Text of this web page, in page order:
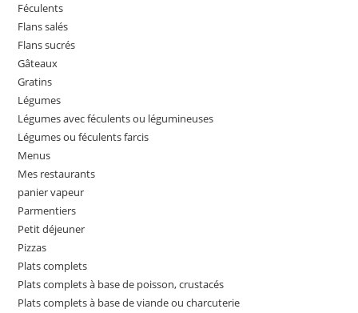
Féculents
Flans salés
Flans sucrés
Gâteaux
Gratins
Légumes
Légumes avec féculents ou légumineuses
Légumes ou féculents farcis
Menus
Mes restaurants
panier vapeur
Parmentiers
Petit déjeuner
Pizzas
Plats complets
Plats complets à base de poisson, crustacés
Plats complets à base de viande ou charcuterie